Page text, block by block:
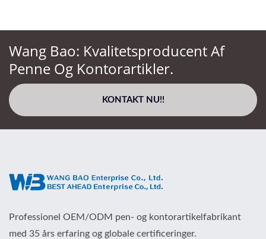
Wang Bao: Kvalitetsproducent Af
Penne Og Kontorartikler.
KONTAKT NU!!
Professionel OEM/ODM pen- og kontorartikelfabrikant
med 35 års erfaring og globale certificeringer.